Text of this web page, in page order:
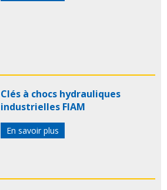
Clés à chocs hydrauliques
industrielles FIAM
En savoir plus